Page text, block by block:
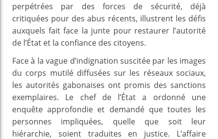
perpétrées par des forces de sécurité, déjà
critiquées pour des abus récents, illustrent les défis
auxquels fait face la junte pour restaurer l’autorité
de l’État et la confiance des citoyens.
Face à la vague d’indignation suscitée par les images
du corps mutilé diffusées sur les réseaux sociaux,
les autorités gabonaises ont promis des sanctions
exemplaires. Le chef de l’État a ordonné une
enquête approfondie et demandé que toutes les
personnes impliquées, quelle que soit leur
hiérarchie, soient traduites en justice. L’affaire